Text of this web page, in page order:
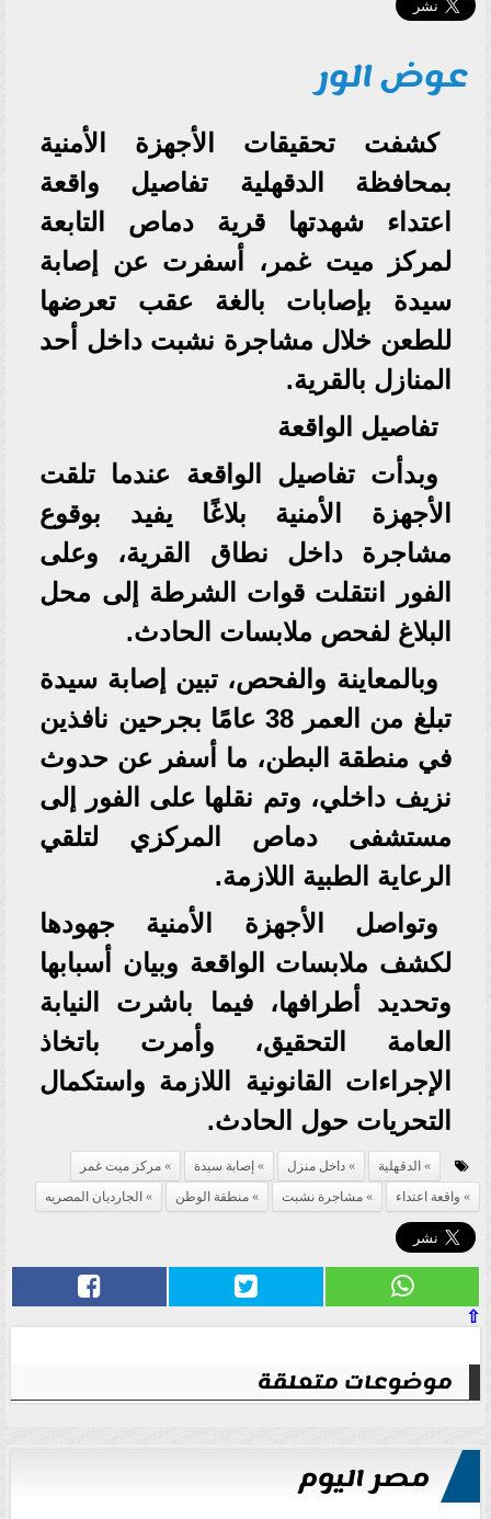
عوض الور
كشفت تحقيقات الأجهزة الأمنية
بمحافظة الدقهلية تفاصيل واقعة
اعتداء شهدتها قرية دماص التابعة
لمركز ميت غمر، أسفرت عن إصابة
سيدة بإصابات بالغة عقب تعرضها
للطعن خلال مشاجرة نشبت داخل أحد
المنازل بالقرية.
تفاصيل الواقعة
وبدأت تفاصيل الواقعة عندما تلقت
الأجهزة الأمنية بلاغًا يفيد بوقوع
مشاجرة داخل نطاق القرية، وعلى
الفور انتقلت قوات الشرطة إلى محل
البلاغ لفحص ملابسات الحادث.
وبالمعاينة والفحص، تبين إصابة سيدة
تبلغ من العمر 38 عامًا بجرحين نافذين
في منطقة البطن، ما أسفر عن حدوث
نزيف داخلي، وتم نقلها على الفور إلى
مستشفى دماص المركزي لتلقي
الرعاية الطبية اللازمة.
وتواصل الأجهزة الأمنية جهودها
لكشف ملابسات الواقعة وبيان أسبابها
وتحديد أطرافها، فيما باشرت النيابة
العامة التحقيق، وأمرت باتخاذ
الإجراءات القانونية اللازمة واستكمال
التحريات حول الحادث.
الدقهلية داخل منزل إصابة سيدة
مركز ميت غمر
واقعة اعتداء
مشاجرة نشبت منطقة الوطن الجارديان المصريه
⇧
موضوعات متعلقة
مصر اليوم